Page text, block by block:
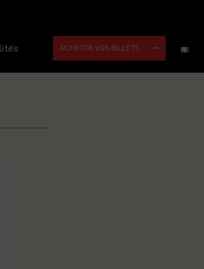
ACHETER VOS BILLETS